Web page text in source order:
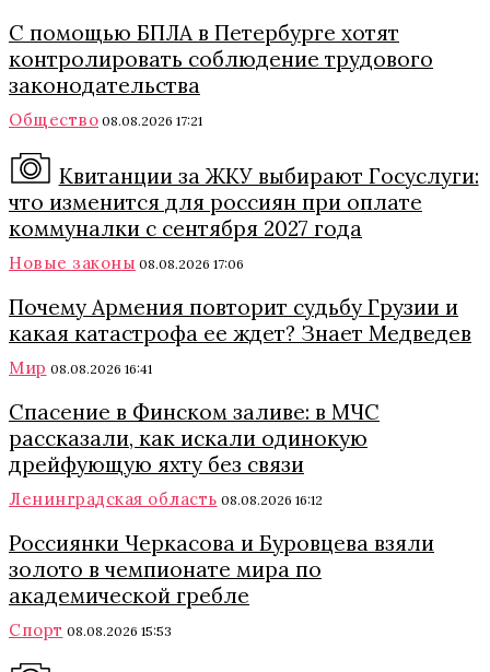
С помощью БПЛА в Петербурге хотят
контролировать соблюдение трудового
законодательства
Общество 08.08.2026 17:21
Квитанции за ЖКУ выбирают Госуслуги:
что изменится для россиян при оплате
коммуналки с сентября 2027 года
Новые законы 08.08.2026 17:06
Почему Армения повторит судьбу Грузии и
какая катастрофа ее ждет? Знает Медведев
Мир 08.08.2026 16:41
Спасение в Финском заливе: в МЧС
рассказали, как искали одинокую
дрейфующую яхту без связи
Ленинградская область 08.08.2026 16:12
Россиянки Черкасова и Буровцева взяли
золото в чемпионате мира по
академической гребле
Спорт 08.08.2026 15:53